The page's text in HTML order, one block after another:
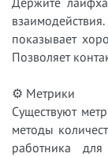
показывает
Позволяет
⚙ Метрики
Существуют
методы
работника